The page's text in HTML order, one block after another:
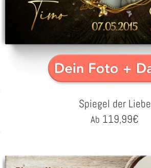
Spiegel der Liebe
Ab 119,99€